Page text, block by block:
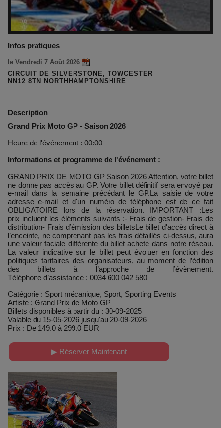
Infos pratiques
le Vendredi 7 Août 2026
CIRCUIT DE SILVERSTONE, TOWCESTER
NN12 8TN NORTHHAMPTONSHIRE
Description
Grand Prix Moto GP - Saison 2026
Heure de l'événement : 00:00
Informations et programme de l'événement :
GRAND PRIX DE MOTO GP Saison 2026 Attention, votre billet
ne donne pas accès au GP. Votre billet définitif sera envoyé par
e-mail dans la semaine précédant le GP.La saisie de votre
adresse e-mail et d'un numéro de téléphone est de ce fait
OBLIGATOIRE lors de la réservation. IMPORTANT :Les
prix incluent les éléments suivants :- Frais de gestion- Frais de
distribution- Frais d’émission des billetsLe billet d'accès direct à
l’enceinte, ne comprenant pas les frais détaillés ci-dessus, aura
une valeur faciale différente du billet acheté dans notre réseau.
La valeur indicative sur le billet peut évoluer en fonction des
politiques tarifaires des organisateurs, au moment de l’édition
des billets à l’approche de l’évènement.
Téléphone d’assistance : 0034 600 042 580
Catégorie : Sport mécanique, Sport, Sporting Events
Artiste : Grand Prix de Moto GP
Billets disponibles à partir du : 30-09-2025
Valable du 15-05-2026 jusqu'au 20-09-2026
Prix : De 149.0 à 299.0 EUR
▶ Réserver Maintenant